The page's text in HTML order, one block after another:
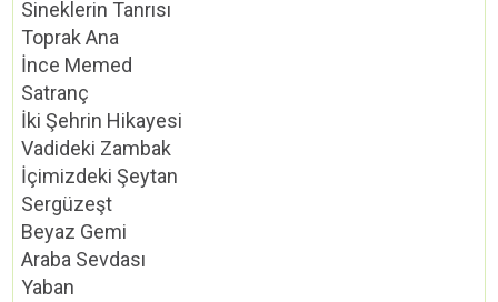
Sineklerin Tanrısı
Toprak Ana
İnce Memed
Satranç
İki Şehrin Hikayesi
Vadideki Zambak
İçimizdeki Şeytan
Sergüzeşt
Beyaz Gemi
Araba Sevdası
Yaban